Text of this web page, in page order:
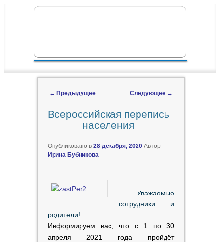
ГЛАВНОЕ МЕНЮ
← Предыдущее Следующее →
Всероссийская перепись
населения
Опубликовано в 28 декабря, 2020 Автор
Ирина Бубникова
Уважаемые
сотрудники и
родители!
Информируем вас, что с 1 по 30
апреля 2021 года пройдёт